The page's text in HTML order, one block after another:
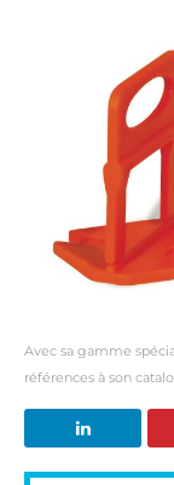
Avec sa gamme
références à son